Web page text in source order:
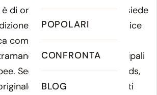
POPOLARI
CONFRONTA
BLOG
di origine portoghese e possiede
onomastica. La sua radice
compare nei testi storici già
attraverso le principali
Secondo etymology records,
si è diffuso con varianti